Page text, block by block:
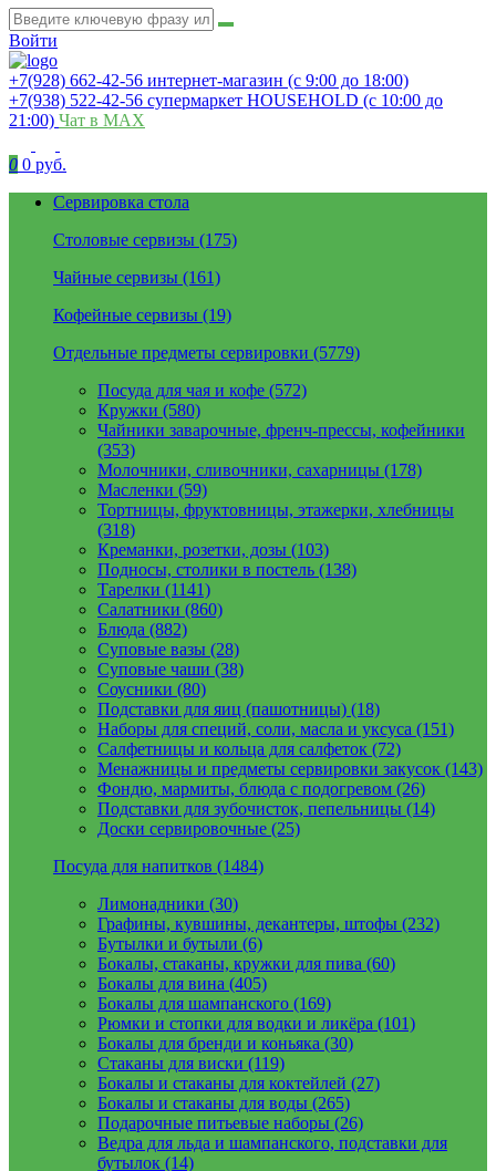
Войти
+7(928) 662-42-56 интернет-магазин (с 9:00 до 18:00)
+7(938) 522-42-56 супермаркет HOUSEHOLD (с 10:00 до
21:00) Чат в MAX
0 0 руб.
Сервировка стола
Столовые сервизы (175)
Чайные сервизы (161)
Кофейные сервизы (19)
Отдельные предметы сервировки (5779)
Посуда для чая и кофе (572)
Кружки (580)
Чайники заварочные, френч-прессы, кофейники
(353)
Молочники, сливочники, сахарницы (178)
Масленки (59)
Тортницы, фруктовницы, этажерки, хлебницы
(318)
Креманки, розетки, дозы (103)
Подносы, столики в постель (138)
Тарелки (1141)
Салатники (860)
Блюда (882)
Суповые вазы (28)
Суповые чаши (38)
Соусники (80)
Подставки для яиц (пашотницы) (18)
Наборы для специй, соли, масла и уксуса (151)
Салфетницы и кольца для салфеток (72)
Менажницы и предметы сервировки закусок (143)
Фондю, мармиты, блюда с подогревом (26)
Подставки для зубочисток, пепельницы (14)
Доски сервировочные (25)
Посуда для напитков (1484)
Лимонадники (30)
Графины, кувшины, декантеры, штофы (232)
Бутылки и бутыли (6)
Бокалы, стаканы, кружки для пива (60)
Бокалы для вина (405)
Бокалы для шампанского (169)
Рюмки и стопки для водки и ликёра (101)
Бокалы для бренди и коньяка (30)
Стаканы для виски (119)
Бокалы и стаканы для коктейлей (27)
Бокалы и стаканы для воды (265)
Подарочные питьевые наборы (26)
Ведра для льда и шампанского, подставки для
бутылок (14)